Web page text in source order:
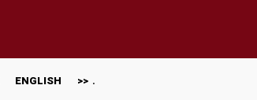
ENGLISH >>